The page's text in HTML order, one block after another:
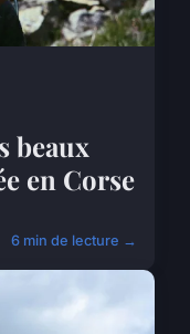
beaux
en Corse
6 min de lecture →